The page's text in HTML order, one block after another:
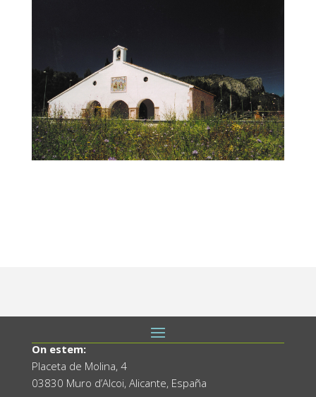
On estem:
Placeta de Molina, 4
03830 Muro d’Alcoi, Alicante, España